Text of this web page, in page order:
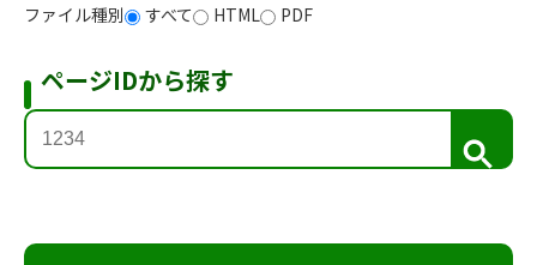
ファイル種別 すべて HTML PDF
ページIDから探す
検
索